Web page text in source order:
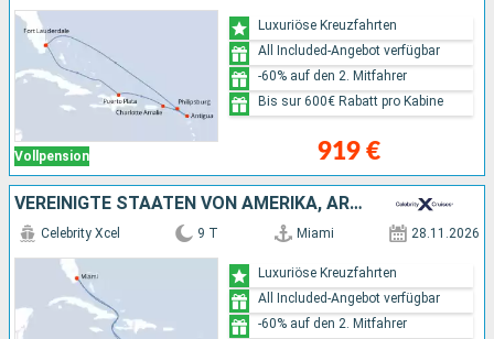
Vollpension 919 €
Luxuriöse Kreuzfahrten
All Included-Angebot verfügbar
-60% auf den 2. Mitfahrer
Bis sur 600€ Rabatt pro Kabine
VEREINIGTE STAATEN VON AMERIKA, ARUBA
Celebrity Xcel 9 T Miami 28.11.2026
Luxuriöse Kreuzfahrten
All Included-Angebot verfügbar
-60% auf den 2. Mitfahrer